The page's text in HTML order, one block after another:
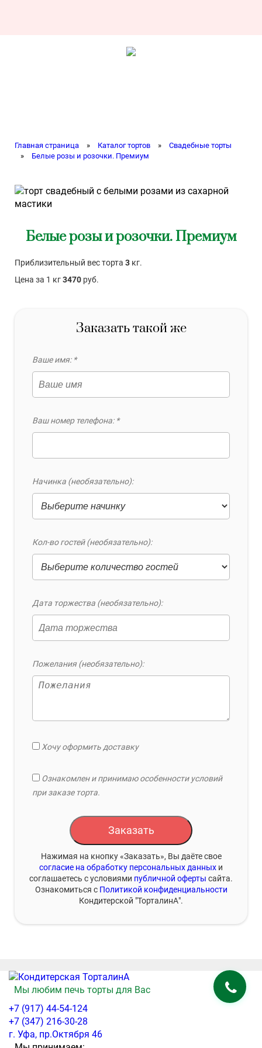
Главная страница » Каталог тортов »
Свадебные торты
»
Белые розы и розочки. Премиум
Белые розы и розочки. Премиум
Приблизительный вес торта 3 кг.
Цена за 1 кг3470 руб.
Заказать такой же
Ваше имя: *
Ваш номер телефона: *
Начинка (необязательно):
Кол-во гостей (необязательно):
Дата торжества (необязательно):
Пожелания (необязательно):
Хочу оформить доставку
Ознакомлен и принимаю особенности условий
при заказе торта.
Заказать
Нажимая на кнопку «Заказать», Вы даёте свое
согласие на обработку персональных данных и
соглашаетесь с условиями публичной оферты сайта.
Ознакомиться с Политикой конфиденциальности
Кондитерской "ТорталинА".
Мы любим печь торты для Вас
+7 (917) 44-54-124
+7 (347) 216-30-28
г. Уфа, пр.Октября 46